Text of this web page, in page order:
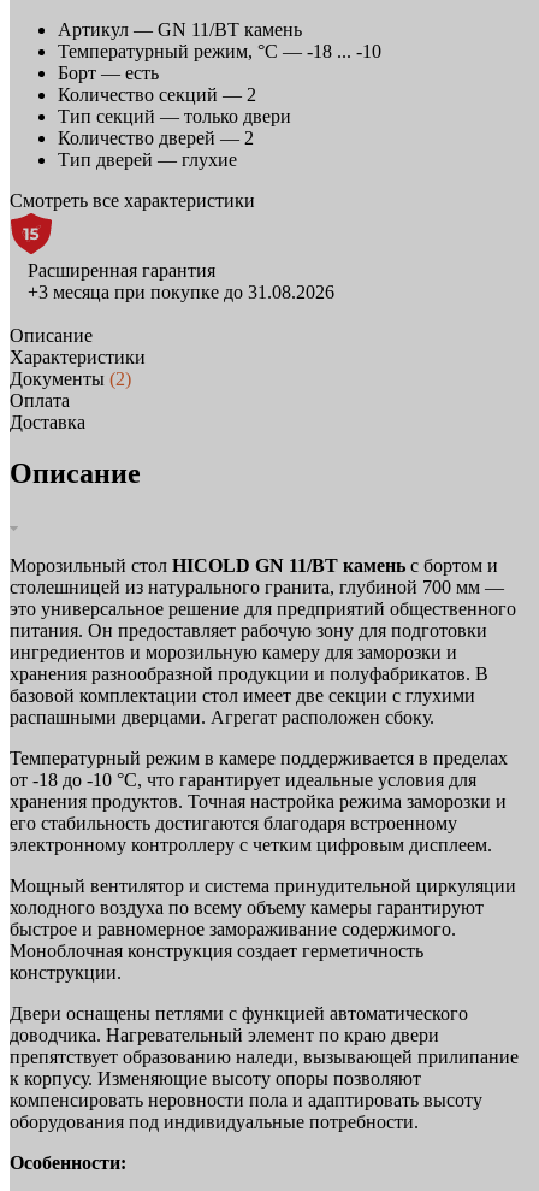
Артикул — GN 11/BT камень
Температурный режим, °C — -18 ... -10
Борт — есть
Количество секций — 2
Тип секций — только двери
Количество дверей — 2
Тип дверей — глухие
Смотреть все характеристики
Расширенная гарантия
+3 месяца при покупке до 31.08.2026
Описание
Характеристики
Документы (2)
Оплата
Доставка
Описание
Морозильный стол HICOLD GN 11/BT камень с бортом и
столешницей из натурального гранита, глубиной 700 мм —
это универсальное решение для предприятий общественного
питания. Он предоставляет рабочую зону для подготовки
ингредиентов и морозильную камеру для заморозки и
хранения разнообразной продукции и полуфабрикатов. В
базовой комплектации стол имеет две секции с глухими
распашными дверцами. Агрегат расположен сбоку.
Температурный режим в камере поддерживается в пределах
от -18 до -10 °C, что гарантирует идеальные условия для
хранения продуктов. Точная настройка режима заморозки и
его стабильность достигаются благодаря встроенному
электронному контроллеру с четким цифровым дисплеем.
Мощный вентилятор и система принудительной циркуляции
холодного воздуха по всему объему камеры гарантируют
быстрое и равномерное замораживание содержимого.
Моноблочная конструкция создает герметичность
конструкции.
Двери оснащены петлями с функцией автоматического
доводчика. Нагревательный элемент по краю двери
препятствует образованию наледи, вызывающей прилипание
к корпусу. Изменяющие высоту опоры позволяют
компенсировать неровности пола и адаптировать высоту
оборудования под индивидуальные потребности.
Особенности: